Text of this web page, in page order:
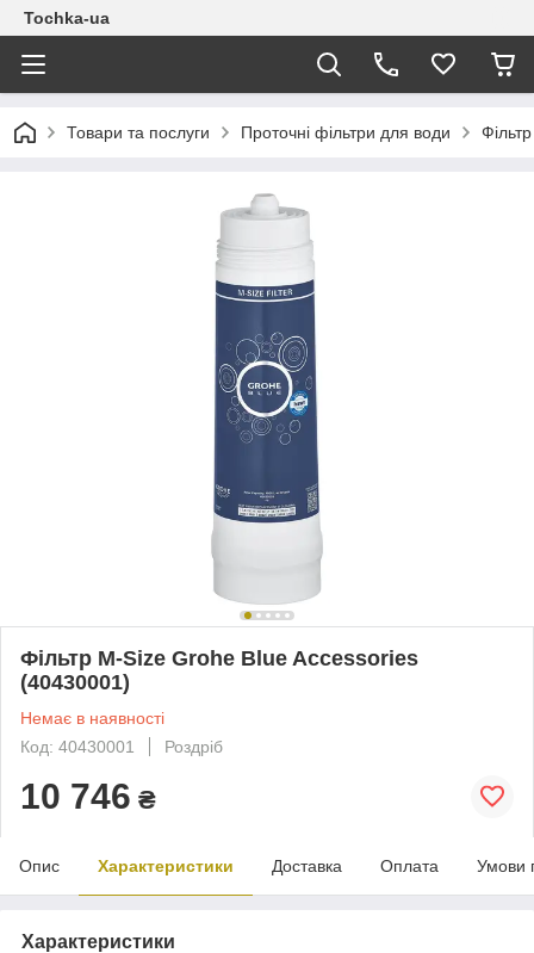
Tochka-ua
Товари та послуги Проточні фільтри для води
Фільтр M-Size Grohe Blue Accessories
(40430001)
Немає в наявності
Код: 40430001
Роздріб
10 746 ₴
Опис Характеристики Доставка Оплата Умови
Характеристики